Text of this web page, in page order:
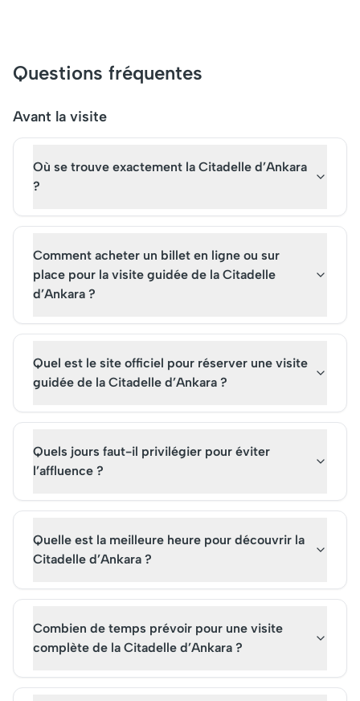
Questions fréquentes
Avant la visite
Où se trouve exactement la Citadelle d’Ankara
?
Comment acheter un billet en ligne ou sur
place pour la visite guidée de la Citadelle
d’Ankara ?
Quel est le site officiel pour réserver une visite
guidée de la Citadelle d’Ankara ?
Quels jours faut-il privilégier pour éviter
l’affluence ?
Quelle est la meilleure heure pour découvrir la
Citadelle d’Ankara ?
Combien de temps prévoir pour une visite
complète de la Citadelle d’Ankara ?